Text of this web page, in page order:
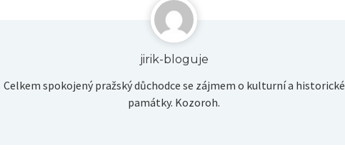
jirik-bloguje
Celkem spokojený pražský důchodce se zájmem o kulturní a historické
památky. Kozoroh.